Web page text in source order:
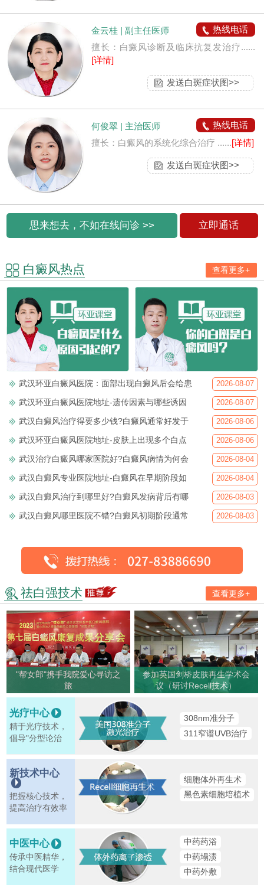
金云桂 | 副主任医师
热线电话
擅长：白癜风诊断及临床抗复发治疗......
[详情]
发送白斑症状图>>
何俊翠 | 主治医师
热线电话
擅长：白癜风的系统化综合治疗 ......[详情]
发送白斑症状图>>
思来想去，不如在线问诊 >> 立即通话
白癜风热点 查看更多+
武汉环亚白癜风医院：面部出现白癜风后会给患 2026-08-07
武汉环亚白癜风医院地址-遗传因素与哪些诱因 2026-08-07
武汉白癜风治疗得要多少钱?白癜风通常好发于 2026-08-06
武汉环亚白癜风医院地址-皮肤上出现多个白点 2026-08-06
武汉治疗白癜风哪家医院好?白癜风病情为何会 2026-08-04
武汉白癜风专业医院地址-白癜风在早期阶段如 2026-08-04
武汉白癜风治疗到哪里好?白癜风发病背后有哪 2026-08-03
武汉白癜风哪里医院不错?白癜风初期阶段通常 2026-08-03
祛白强技术 查看更多+
"帮女郎"携手我院爱心寻访之
旅
参加英国剑桥皮肤再生学术会
议（研讨Recell技术）
光疗中心
精于光疗技术，
倡导"分型论治
308nm准分子
311窄谱UVB治疗
新技术中心
把握核心技术，
提高治疗有效率
细胞体外再生术
黑色素细胞培植术
中医中心
传承中医精华，
结合现代医学
中药药浴
中药塌渍
中药外敷